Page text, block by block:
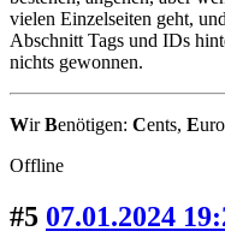
vielen Einzelseiten geht,
Abschnitt Tags und IDs
nichts gewonnen.
WirBenötigen: Cents, E
Offline
#5 07.01.2024